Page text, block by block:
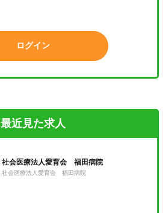
最近見た求人
社会医療法人愛育会 福田病院
社会医療法人愛育会 福田病院